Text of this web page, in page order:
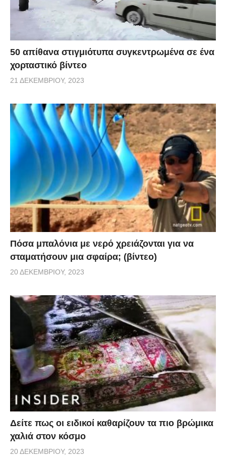
50 απίθανα στιγμιότυπα συγκεντρωμένα σε ένα
χορταστικό βίντεο
21 ΔΕΚΕΜΒΡΊΟΥ, 2023
Πόσα μπαλόνια με νερό χρειάζονται για να
σταματήσουν μια σφαίρα; (βίντεο)
20 ΔΕΚΕΜΒΡΊΟΥ, 2023
Δείτε πως οι ειδικοί καθαρίζουν τα πιο βρώμικα
χαλιά στον κόσμο
20 ΔΕΚΕΜΒΡΊΟΥ, 2023